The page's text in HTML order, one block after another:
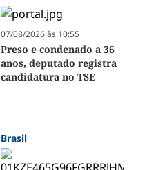
07/08/2026 às 10:55
Preso e condenado a 36
anos, deputado registra
candidatura no TSE
Brasil